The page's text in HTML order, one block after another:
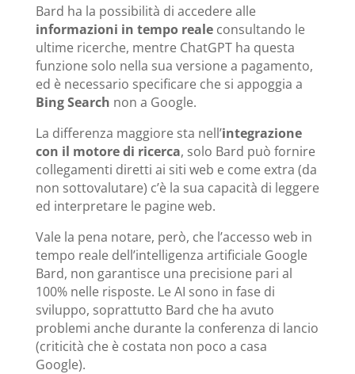
Bard ha la possibilità di accedere alle
informazioni in tempo realeconsultando le
ultime ricerche, mentre ChatGPT ha questa
funzione solo nella sua versione a pagamento,
ed è necessario specificare che si appoggia a
Bing Search non a Google.
La differenza maggiore sta nell’integrazione
con il motore di ricerca, solo Bard può fornire
collegamenti diretti ai siti web e come extra (da
non sottovalutare) c’è la sua capacità di leggere
ed interpretare le pagine web.
Vale la pena notare, però, che l’accesso web in
tempo reale dell’intelligenza artificiale Google
Bard, non garantisce una precisione pari al
100% nelle risposte. Le AI sono in fase di
sviluppo, soprattutto Bard che ha avuto
problemi anche durante la conferenza di lancio
(criticità che è costata non poco a casa
Google).